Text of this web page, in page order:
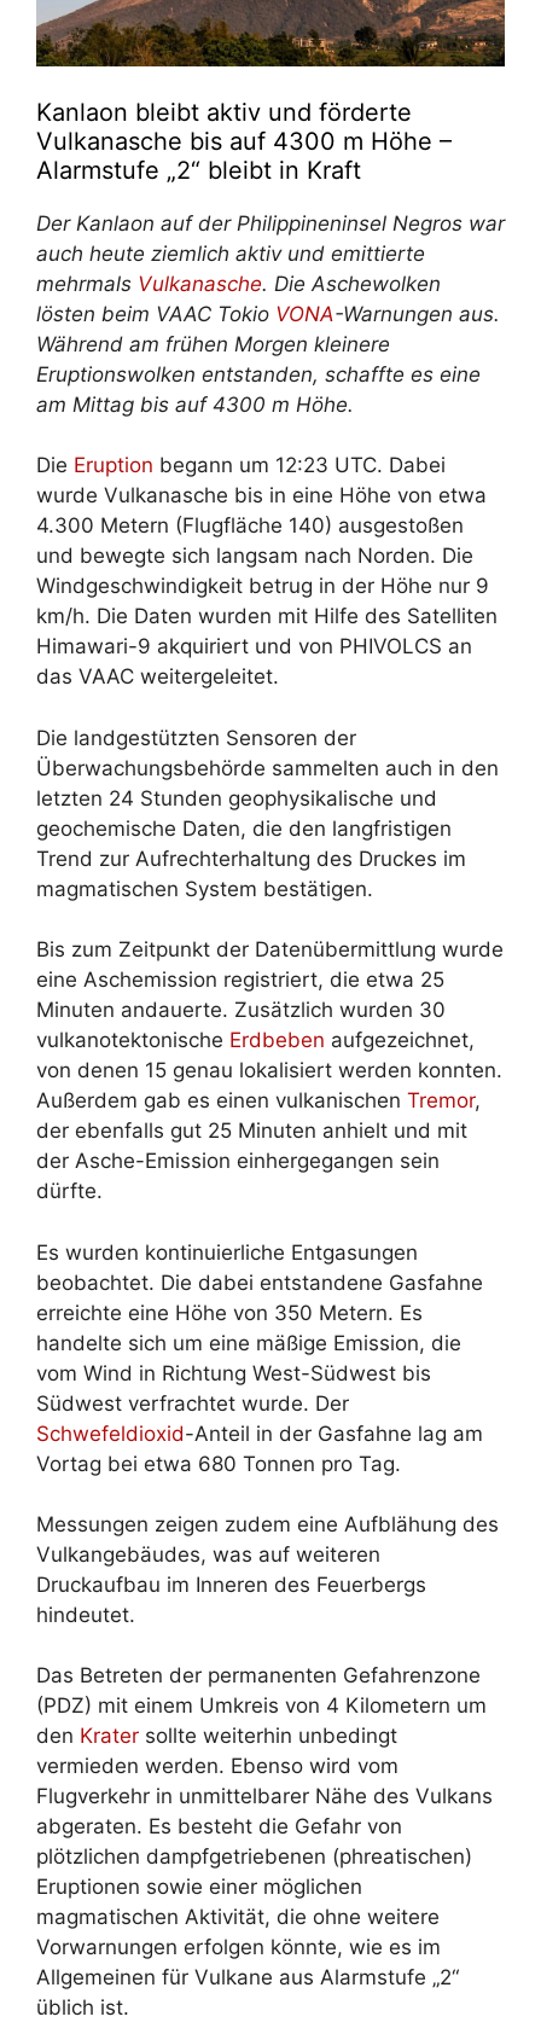
Kanlaon bleibt aktiv und förderte
Vulkanasche bis auf 4300 m Höhe –
Alarmstufe „2“ bleibt in Kraft
Der Kanlaon auf der Philippineninsel Negros war
auch heute ziemlich aktiv und emittierte
mehrmals Vulkanasche. Die Aschewolken
lösten beim VAAC Tokio VONA-Warnungen aus.
Während am frühen Morgen kleinere
Eruptionswolken entstanden, schaffte es eine
am Mittag bis auf 4300 m Höhe.
Die Eruption begann um 12:23 UTC. Dabei
wurde Vulkanasche bis in eine Höhe von etwa
4.300 Metern (Flugfläche 140) ausgestoßen
und bewegte sich langsam nach Norden. Die
Windgeschwindigkeit betrug in der Höhe nur 9
km/h. Die Daten wurden mit Hilfe des Satelliten
Himawari-9 akquiriert und von PHIVOLCS an
das VAAC weitergeleitet.
Die landgestützten Sensoren der
Überwachungsbehörde sammelten auch in den
letzten 24 Stunden geophysikalische und
geochemische Daten, die den langfristigen
Trend zur Aufrechterhaltung des Druckes im
magmatischen System bestätigen.
Bis zum Zeitpunkt der Datenübermittlung wurde
eine Aschemission registriert, die etwa 25
Minuten andauerte. Zusätzlich wurden 30
vulkanotektonische Erdbeben aufgezeichnet,
von denen 15 genau lokalisiert werden konnten.
Außerdem gab es einen vulkanischen Tremor,
der ebenfalls gut 25 Minuten anhielt und mit
der Asche-Emission einhergegangen sein
dürfte.
Es wurden kontinuierliche Entgasungen
beobachtet. Die dabei entstandene Gasfahne
erreichte eine Höhe von 350 Metern. Es
handelte sich um eine mäßige Emission, die
vom Wind in Richtung West-Südwest bis
Südwest verfrachtet wurde. Der
Schwefeldioxid-Anteil in der Gasfahne lag am
Vortag bei etwa 680 Tonnen pro Tag.
Messungen zeigen zudem eine Aufblähung des
Vulkangebäudes, was auf weiteren
Druckaufbau im Inneren des Feuerbergs
hindeutet.
Das Betreten der permanenten Gefahrenzone
(PDZ) mit einem Umkreis von 4 Kilometern um
den Krater sollte weiterhin unbedingt
vermieden werden. Ebenso wird vom
Flugverkehr in unmittelbarer Nähe des Vulkans
abgeraten. Es besteht die Gefahr von
plötzlichen dampfgetriebenen (phreatischen)
Eruptionen sowie einer möglichen
magmatischen Aktivität, die ohne weitere
Vorwarnungen erfolgen könnte, wie es im
Allgemeinen für Vulkane aus Alarmstufe „2“
üblich ist.